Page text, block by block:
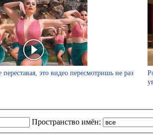
это видео пересмотришь не раз
Пространство имён: